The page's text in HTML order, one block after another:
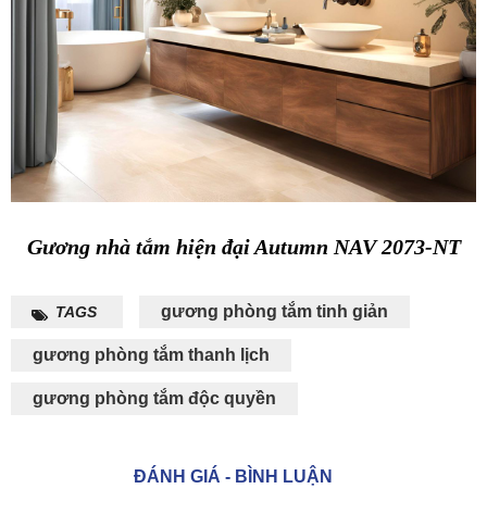
Gương nhà tắm hiện đại Autumn NAV 2073-NT
TAGS gương phòng tắm tinh giản
gương phòng tắm thanh lịch
gương phòng tắm độc quyền
ĐÁNH GIÁ - BÌNH LUẬN